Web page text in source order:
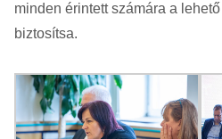
minden érintett számára a
biztosítsa.